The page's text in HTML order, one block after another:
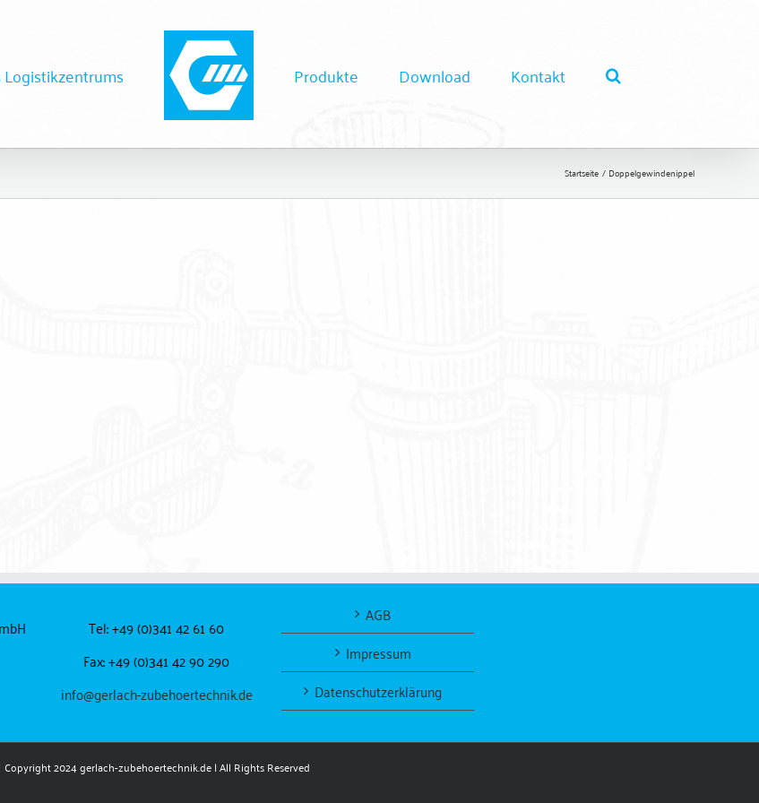
Produkte Download Kontakt
Startseite Doppelgewindenippel
Tel: +49 (0)341 42 61 60
Fax: +49 (0)341 42 90 290
info@gerlach-zubehoertechnik.de
AGB
Impressum
Datenschutzerklärung
Copyright 2024gerlach-zubehoertechnik.de| All Rights Reserved